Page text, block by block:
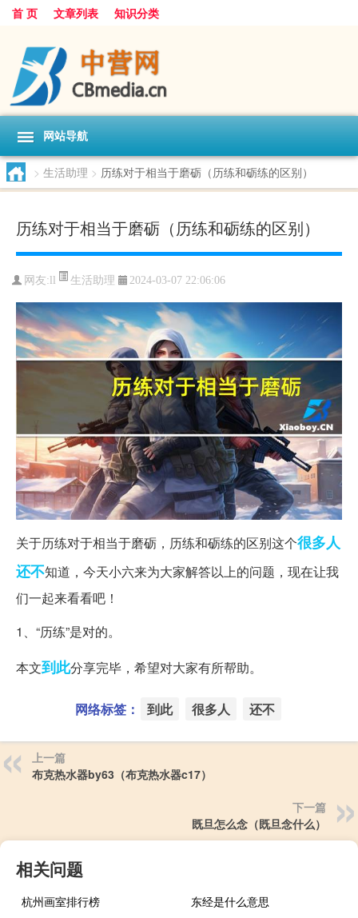
首 页 文章列表 知识分类
网站导航
> 生活助理 > 历练对于相当于磨砺（历练和砺练的区别）
历练对于相当于磨砺（历练和砺练的区别）
网友:ll 生活助理 2024-03-07 22:06:06
关于历练对于相当于磨砺，历练和砺练的区别这个很多人
还不知道，今天小六来为大家解答以上的问题，现在让我
们一起来看看吧！
1、“历练”是对的。
本文到此分享完毕，希望对大家有所帮助。
网络标签： 到此 很多人 还不
上一篇
布克热水器by63（布克热水器c17）
下一篇
既旦怎么念（既旦念什么）
相关问题
杭州画室排行榜
东经是什么意思